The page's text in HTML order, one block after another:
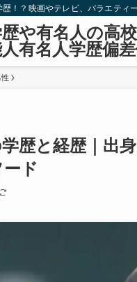
！？映画やテレビ、バラエティ
や有名人の高
有名人学歴偏
歴と経歴｜出
ド